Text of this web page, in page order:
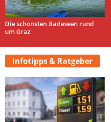
Die schönsten Badeseen rund
um Graz
Infotipps & Ratgeber